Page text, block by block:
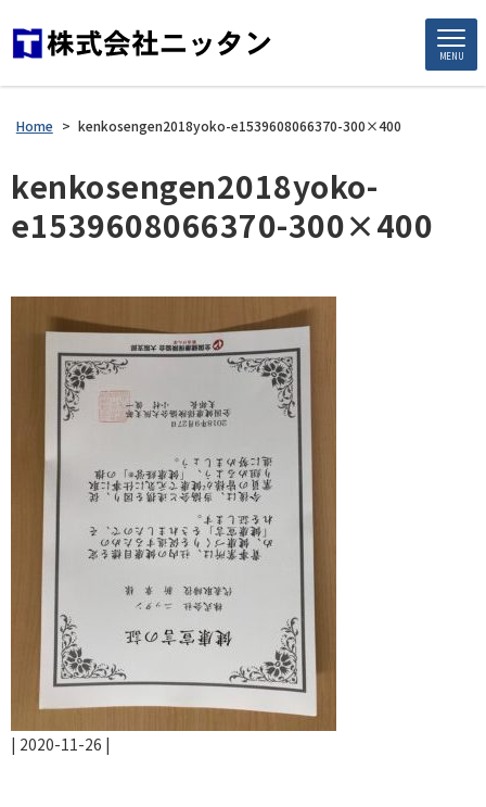
MENU
Home > kenkosengen2018yoko-e1539608066370-300×400
kenkosengen2018yoko-
e1539608066370-300×400
| 2020-11-26 |